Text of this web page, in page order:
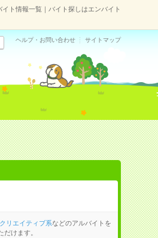
ト情報一覧｜バイト探しはエンバイト
ヘルプ・お問い合わせ サイトマップ
クリエイティブ系などのアルバイトを
けます。